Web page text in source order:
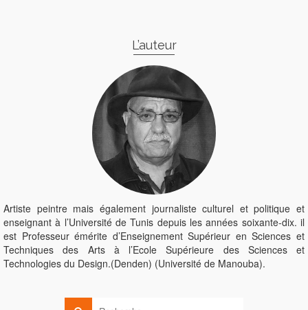
L’auteur
Artiste peintre mais également journaliste culturel et politique et
enseignant à l’Université de Tunis depuis les années soixante-dix. il
est Professeur émérite d’Enseignement Supérieur en Sciences et
Techniques des Arts à l’Ecole Supérieure des Sciences et
Technologies du Design.(Denden) (Université de Manouba).